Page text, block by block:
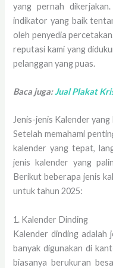
yang pernah
indikator yang baik
oleh penyedia
reputasi kami yang
pelanggan yang puas.
Baca juga:Jual Plakat
Jenis-jenis Kalender
Setelah memahami
kalender yang tepat,
jenis kalender yang
Berikut beberapa jenis
untuk tahun 2025:
1. Kalender Dinding
Kalender dinding adalah
banyak digunakan di
biasanya berukuran